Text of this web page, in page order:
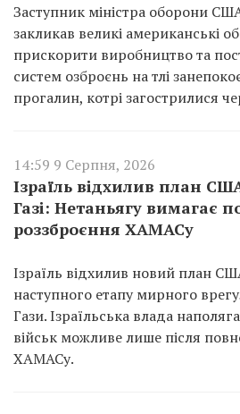
Заступник міністра оборони
закликав великі американські
прискорити виробництво та
систем озброєнь на тлі
прогалин, котрі загострилися
14:59 9 Серпня, 2026
Ізраїль відхилив план
Газі: Нетаньягу вимагає
роззброєння ХАМАСу
Ізраїль відхилив новий план
наступного етапу мирного
Гази. Ізраїльська влада
військ можливе лише після
ХАМАСу.